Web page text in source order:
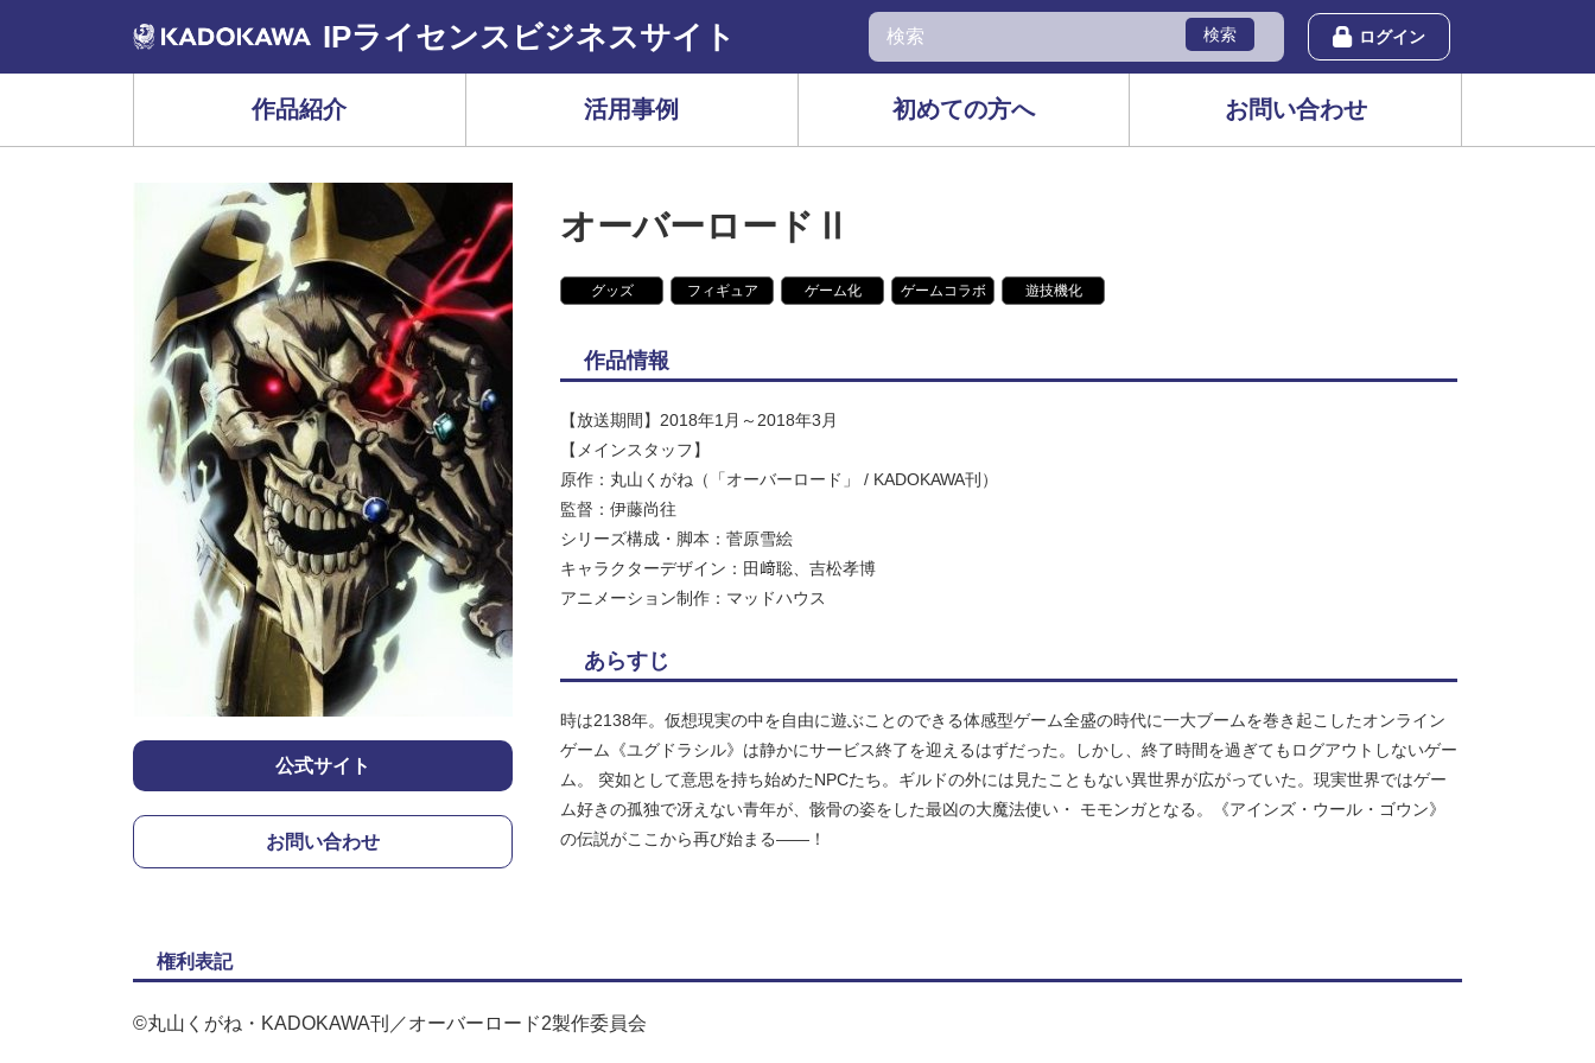
IPライセンスビジネスサイト 検索 ログイン
作品紹介 活用事例 初めての方へ お問い合わせ
公式サイト
お問い合わせ
オーバーロードⅡ
グッズ フィギュア ゲーム化 ゲームコラボ 遊技機化
作品情報
【放送期間】2018年1月～2018年3月
【メインスタッフ】
原作：丸山くがね（「オーバーロード」 / KADOKAWA刊）
監督：伊藤尚往
シリーズ構成・脚本：菅原雪絵
キャラクターデザイン：田﨑聡、吉松孝博
アニメーション制作：マッドハウス
あらすじ
時は2138年。仮想現実の中を自由に遊ぶことのできる体感型ゲーム全盛の時代に一大ブームを巻き起こしたオンライン
ゲーム《ユグドラシル》は静かにサービス終了を迎えるはずだった。しかし、終了時間を過ぎてもログアウトしないゲー
ム。 突如として意思を持ち始めたNPCたち。ギルドの外には見たこともない異世界が広がっていた。現実世界ではゲー
ム好きの孤独で冴えない青年が、骸骨の姿をした最凶の大魔法使い・ モモンガとなる。《アインズ・ウール・ゴウン》
の伝説がここから再び始まる――！
権利表記
©丸山くがね・KADOKAWA刊／オーバーロード2製作委員会